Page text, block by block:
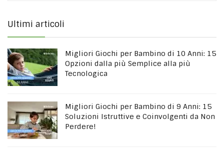
Ultimi articoli
Migliori Giochi per Bambino di 10 Anni: 15
Opzioni dalla più Semplice alla più
Tecnologica
Migliori Giochi per Bambino di 9 Anni: 15
Soluzioni Istruttive e Coinvolgenti da Non
Perdere!